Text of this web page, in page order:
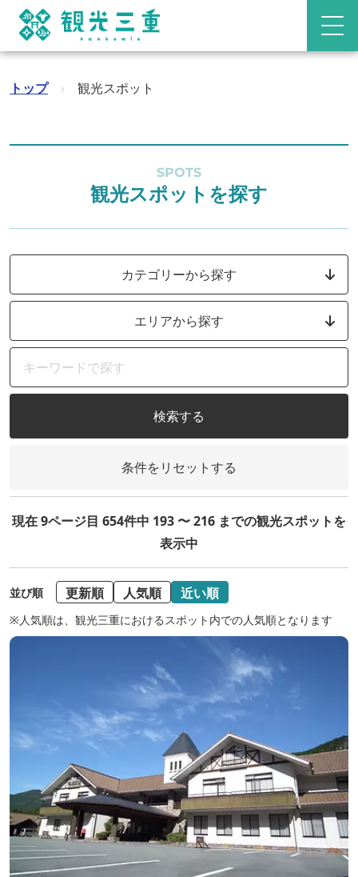
トップ › 観光スポット
SPOTS
観光スポットを探す
カテゴリーから探す
エリアから探す
検索する
条件をリセットする
現在 9ページ目 654件中 193 〜 216 までの観光スポットを
表示中
並び順 更新順 人気順 近い順
※人気順は、観光三重におけるスポット内での人気順となります